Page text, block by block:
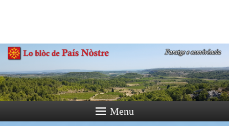
Paratge e Convivència
Menu